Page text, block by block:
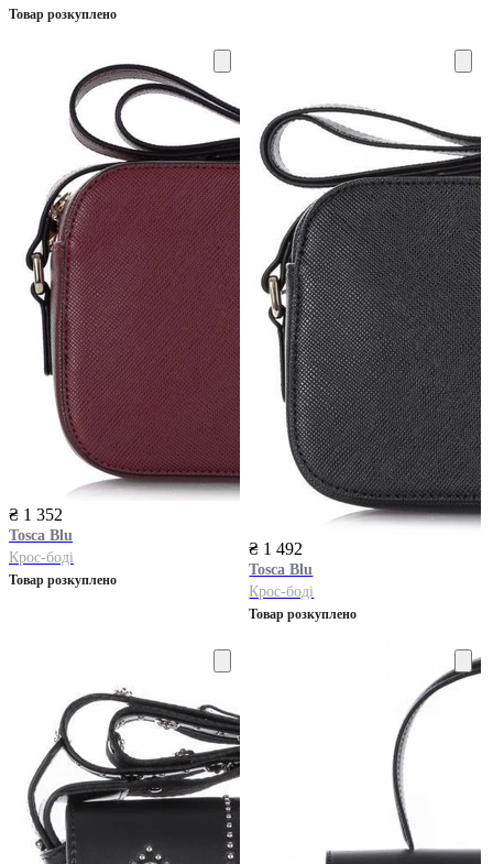
Товар розкуплено
₴ 1 352
Tosca Blu
Крос-боді
Товар розкуплено
₴ 1 492
Tosca Blu
Крос-боді
Товар розкуплено